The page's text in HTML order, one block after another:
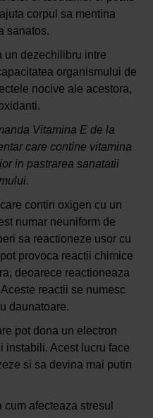
corpul sa mentina
sanatos.
un dezechilibru intre
organismului de
nocive ale acestora,
Vitamina E de la
care contine vitamina
in pastrarea sanatatii
contin oxigen cu un
numar neuniform de
sa reactioneze usor cu
provoca reactii chimice
deoarece reactioneaza
reactii se numesc
daunatoare.
pot dona un electron
instabili. Acest lucru face
si sa devina mai putin
afecteaza stresul